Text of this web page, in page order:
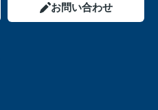
お問い合わせ